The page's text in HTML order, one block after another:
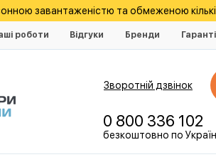
завантаженістю та обмеженою
роботи Відгуки Бренди
Зворотній дзвінок
0 800 336 102
безкоштовно по